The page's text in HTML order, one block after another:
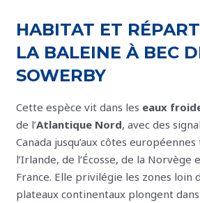
HABITAT ET
LA BALEINE À BEC
SOWERBY
Cette espèce vit dans les eaux
de l’Atlantique Nord, avec des
Canada jusqu’aux côtes
l’Irlande, de l’Écosse, de la Norvège
France. Elle privilégie les zones loin
plateaux continentaux plongent